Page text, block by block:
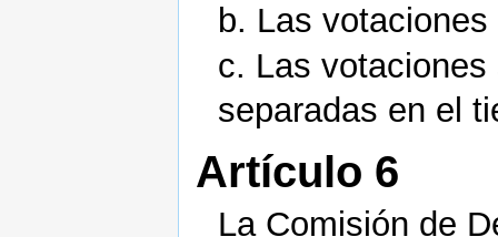
b. Las
c. Las
separadas en el
Artículo 6
La Comisión de